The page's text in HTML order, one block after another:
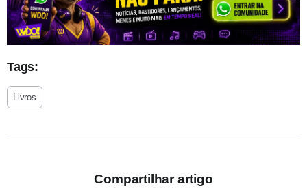
Tags:
Livros
Compartilhar artigo